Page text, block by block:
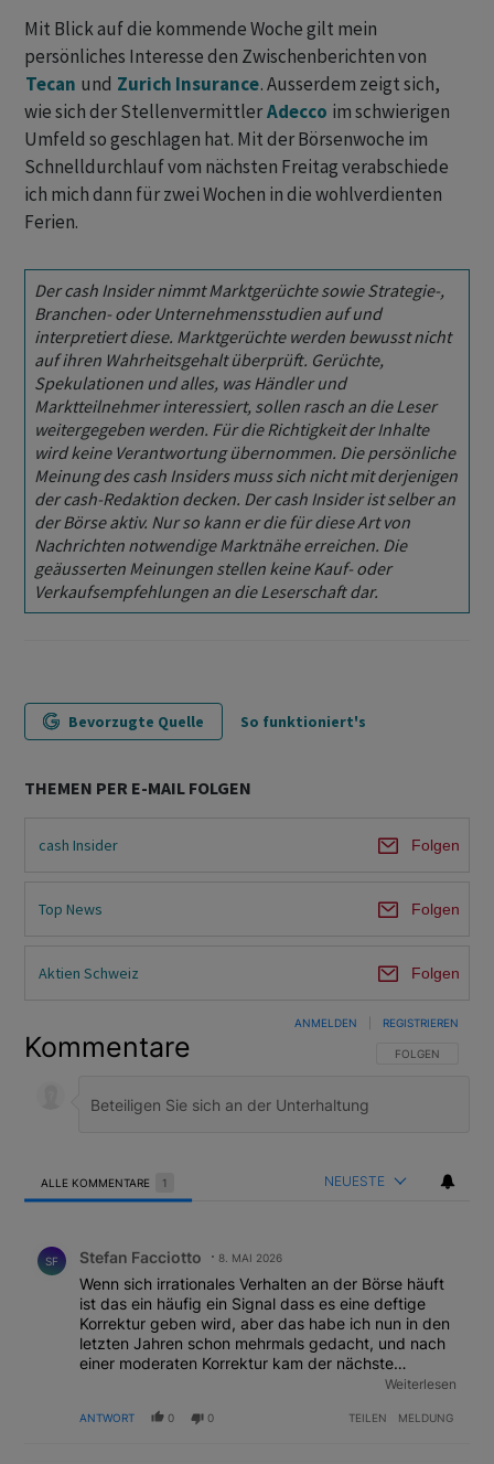
Mit Blick auf die kommende Woche gilt mein
persönliches Interesse den Zwischenberichten von
Tecan und Zurich Insurance. Ausserdem zeigt sich,
wie sich der StellenvermittlerAdecco im schwierigen
Umfeld so geschlagen hat. Mit der Börsenwoche im
Schnelldurchlauf vom nächsten Freitag verabschiede
ich mich dann für zwei Wochen in die wohlverdienten
Ferien.
Der cash Insider nimmt Marktgerüchte sowie Strategie-,
Branchen- oder Unternehmensstudien auf und
interpretiert diese. Marktgerüchte werden bewusst nicht
auf ihren Wahrheitsgehalt überprüft. Gerüchte,
Spekulationen und alles, was Händler und
Marktteilnehmer interessiert, sollen rasch an die Leser
weitergegeben werden. Für die Richtigkeit der Inhalte
wird keine Verantwortung übernommen. Die persönliche
Meinung des cash Insiders muss sich nicht mit derjenigen
der cash-Redaktion decken. Der cash Insider ist selber an
der Börse aktiv. Nur so kann er die für diese Art von
Nachrichten notwendige Marktnähe erreichen. Die
geäusserten Meinungen stellen keine Kauf- oder
Verkaufsempfehlungen an die Leserschaft dar.
Bevorzugte Quelle So funktioniert's
THEMEN PER E-MAIL FOLGEN
cash Insider Folgen
Top News Folgen
Aktien Schweiz Folgen
Kommentare FOLGE DIESER
FOLGEN
ANMELDEN REGISTRIEREN
ALLE KOMMENTARE 1 NEUESTE
SF Stefan Facciotto 8. MAI 2026
Wenn sich irrationales Verhalten an der Börse häuft
ist das ein häufig ein Signal dass es eine deftige
Korrektur geben wird, aber das habe ich nun in den
letzten Jahren schon mehrmals gedacht, und nach
einer moderaten Korrektur kam der nächste
Aufschwung. Aber im Einklang mit der Willkür der
erklärbar und folgerichtig.
Weiterlesen
ANTWORT 0 0 TEILEN MELDUNG